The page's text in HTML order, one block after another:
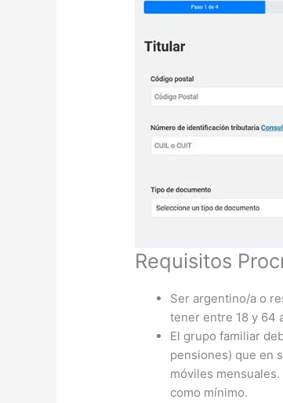
Requisitos
Ser argentino/a o
tener entre 18 y 64
El grupo familiar
pensiones) que en
móviles
como mínimo.